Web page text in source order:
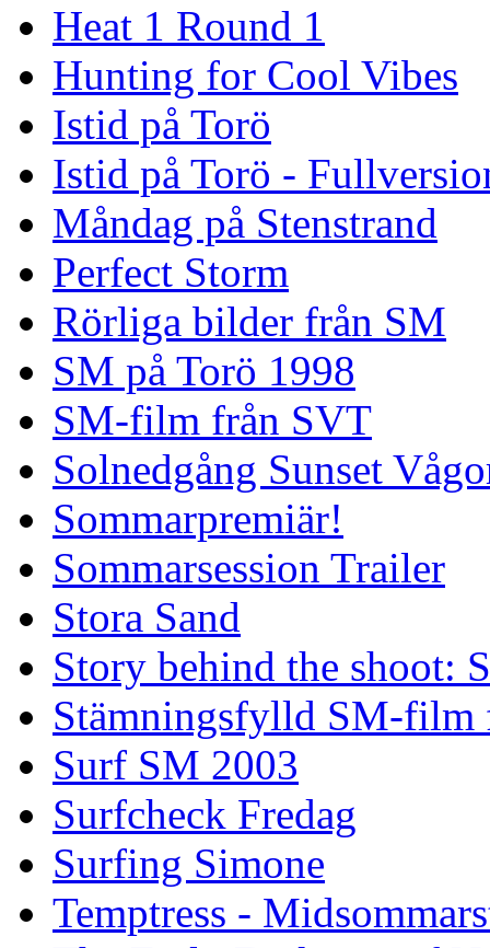
Heat 1 Round 1
Hunting for Cool Vibes
Istid på Torö
Istid på Torö -
Måndag på Stenstrand
Perfect Storm
Rörliga bilder från SM
SM på Torö 1998
SM-film från SVT
Solnedgång Sunset
Sommarpremiär!
Sommarsession Trailer
Stora Sand
Story behind the shoot:
Stämningsfylld SM-film
Surf SM 2003
Surfcheck Fredag
Surfing Simone
Temptress -